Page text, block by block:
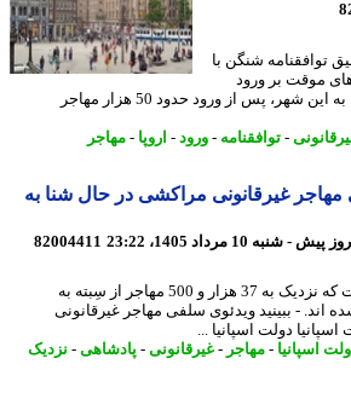
شنگن با
بر ورود
مسافران از طریق هوا و دریا به این شهر، پس از ورود حدود 50 هزار مهاجر
-توافقنامه-ورود - اروپا - مهاجر
غیرقانونی مراکشی در حال شنا به
82004411
دولت اسپانیا اعلام کرده است که نزدیک به 37 هزار و 500 مهاجر از سِبته به
- ببینید ویدئوی سلفی مهاجر غیرقانونی
دولت اسپانیا ...
-مهاجر-غیرقانونی-پادشاهی-نزدیک